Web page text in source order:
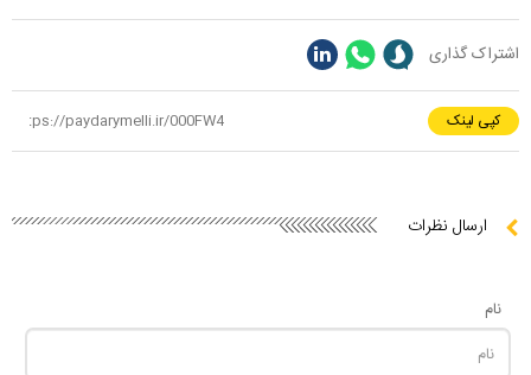
اشتراک گذاری
کپی لینک
ارسال نظرات
نام